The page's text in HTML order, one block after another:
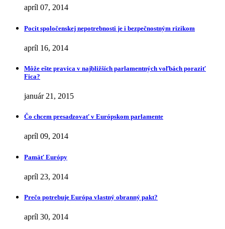
apríl 07, 2014
Pocit spoločenskej nepotrebnosti je i bezpečnostným rizikom
apríl 16, 2014
Môže ešte pravica v najbližších parlamentných voľbách poraziť
Fica?
január 21, 2015
Čo chcem presadzovať v Európskom parlamente
apríl 09, 2014
Pamäť Európy
apríl 23, 2014
Prečo potrebuje Európa vlastný obranný pakt?
apríl 30, 2014